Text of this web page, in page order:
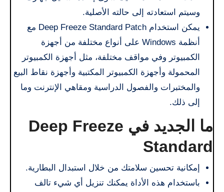
وسيتم استعادته إلى حالته الأصلية.
يمكن استخدام Deep Freeze Standard Patch مع
أنظمة Windows على أنواع مختلفة من أجهزة
الكمبيوتر وفي مواقف مختلفة، مثل أجهزة الكمبيوتر
المحمولة وأجهزة الكمبيوتر المكتبية وأجهزة نقاط البيع
والمختبرات والفصول الدراسية ومقاهي الإنترنت وما
إلى ذلك.
ما الجديد في Deep Freeze
Standard
إمكانية تحسين سلامتك من خلال استبدال البطارية.
باستخدام هذه الأداة يمكنك تنزيل أي شيء تالف